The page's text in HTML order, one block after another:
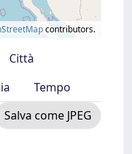
contributors.
Città
Tempo
Salva come JPEG